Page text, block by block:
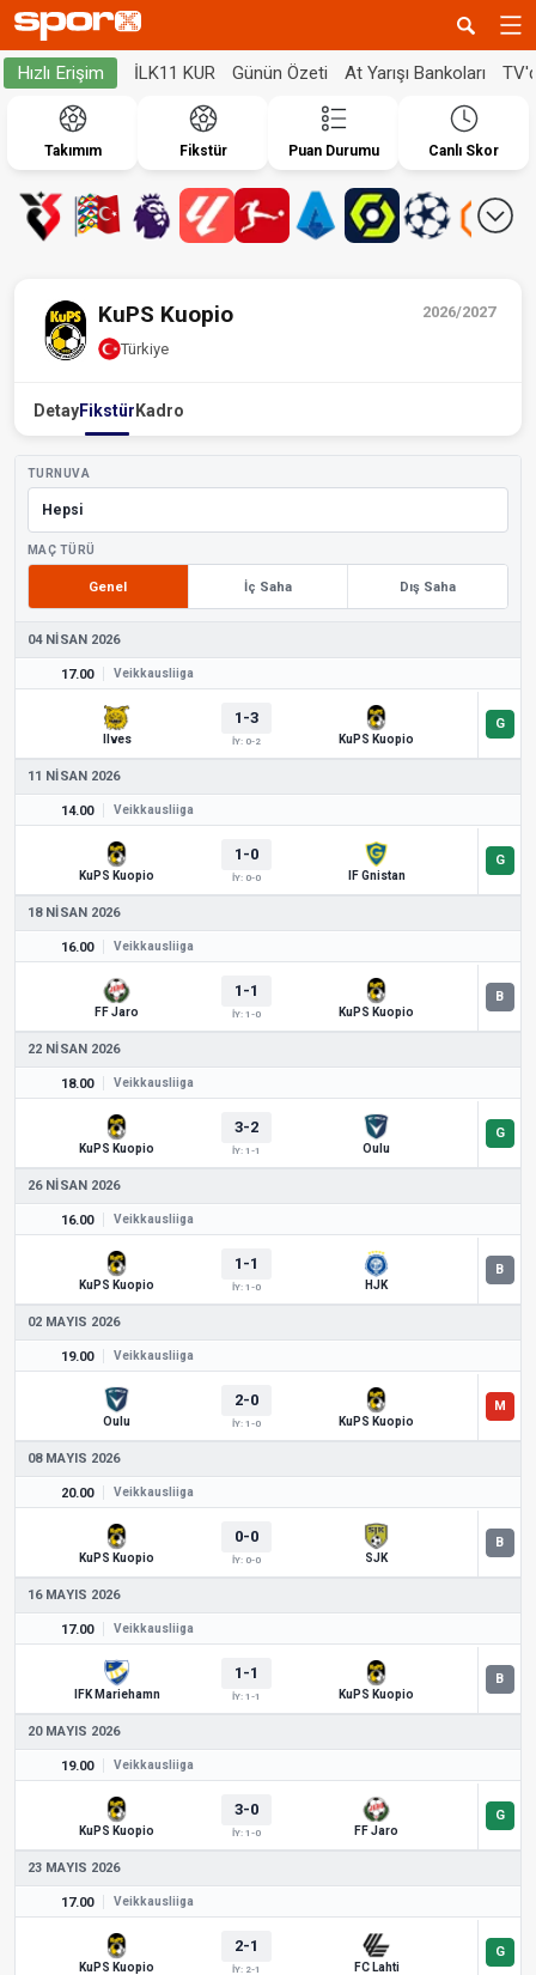
Hızlı Erişim İLK11 KUR Günün Özeti At Yarışı Bankoları
Takımım Fikstür Puan Durumu Canlı Skor
2026/2027
KuPS Kuopio
Türkiye
DetayFikstür Kadro
TURNUVA
MAÇ TÜRÜ
Genel İç Saha Dış Saha
04 NISAN 2026
17.00 Veikkausliiga
Ilves
1-3
İY: 0-2 KuPS Kuopio
11 NISAN 2026
14.00 Veikkausliiga
KuPS Kuopio
1-0
İY: 0-0 IF Gnistan
18 NISAN 2026
16.00 Veikkausliiga
FF Jaro
1-1
İY: 1-0 KuPS Kuopio
22 NISAN 2026
18.00 Veikkausliiga
KuPS Kuopio
3-2
İY: 1-1 Oulu
26 NISAN 2026
16.00 Veikkausliiga
KuPS Kuopio
1-1
İY: 1-0 HJK
02 MAYIS 2026
19.00 Veikkausliiga
Oulu
2-0
İY: 1-0 KuPS Kuopio
08 MAYIS 2026
20.00 Veikkausliiga
KuPS Kuopio
0-0
İY: 0-0 SJK
16 MAYIS 2026
17.00 Veikkausliiga
IFK Mariehamn
1-1
İY: 1-1 KuPS Kuopio
20 MAYIS 2026
19.00 Veikkausliiga
KuPS Kuopio
3-0
İY: 1-0 FF Jaro
23 MAYIS 2026
17.00 Veikkausliiga
KuPS Kuopio
2-1
İY: 2-1 FC Lahti